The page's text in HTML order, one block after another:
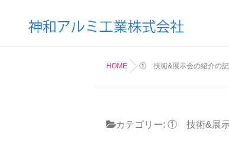
HOME ① 技術&展示会の紹介の記
カテゴリー: ① 技術&展示